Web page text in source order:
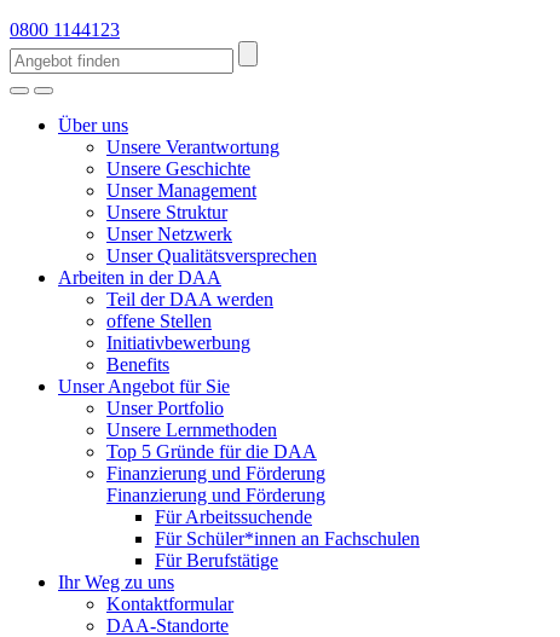
0800 1144123
Über uns
Unsere Verantwortung
Unsere Geschichte
Unser Management
Unsere Struktur
Unser Netzwerk
Unser Qualitätsversprechen
Arbeiten in der DAA
Teil der DAA werden
offene Stellen
Initiativbewerbung
Benefits
Unser Angebot für Sie
Unser Portfolio
Unsere Lernmethoden
Top 5 Gründe für die DAA
Finanzierung und Förderung
Finanzierung und Förderung
Für Arbeitssuchende
Für Schüler*innen an Fachschulen
Für Berufstätige
Ihr Weg zu uns
Kontaktformular
DAA-Standorte